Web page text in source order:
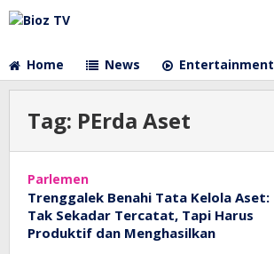
Lewati
ke
Home
News Entertainment
Tag: PErda Aset
Parlemen
Trenggalek Benahi Tata Kelola Aset:
Tak Sekadar Tercatat, Tapi Harus
Produktif dan Menghasilkan